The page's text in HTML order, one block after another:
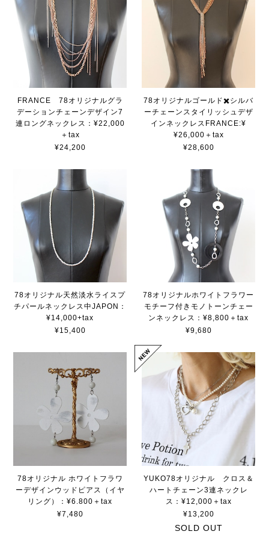
FRANCE 78オリジナルグラ
デーションチェーンデザイン7
連ロングネックレス：¥22,000
＋tax
¥24,200
78オリジナルゴールド✖️シルバ
ーチェーンスタイリッシュデザ
インネックレスFRANCE:¥
¥26,000＋tax
¥28,600
78オリジナル天然淡水ライスプ
チパールネックレス中JAPON：
¥14,000+tax
¥15,400
78オリジナルホワイトフラワー
モチーフ付きモノトーンチェー
ンネックレス：¥8,800＋tax
¥9,680
78オリジナル ホワイトフラワ
ーデザインウッドピアス（イヤ
リング）：¥6.800＋tax
¥7,480
YUKO78オリジナル クロス＆
ハートチェーン3連ネックレ
ス：¥12,000＋tax
¥13,200
SOLD OUT